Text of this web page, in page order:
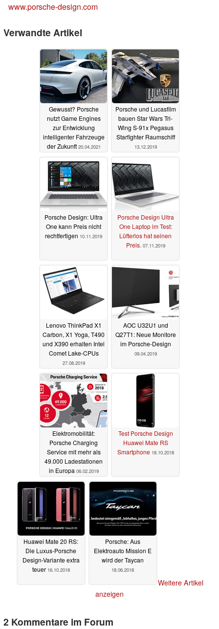
www.porsche-design.com
Verwandte Artikel
Gewusst? Porsche
nutzt Game Engines
zur Entwicklung
intelligenter Fahrzeuge
der Zukunft 20.04.2021
Porsche und Lucasfilm
bauen Star Wars Tri-
Wing S-91x Pegasus
Starfighter Raumschiff
13.12.2019
Porsche Design: Ultra
One kann Preis nicht
rechtfertigen 10.11.2019
Porsche Design Ultra
One Laptop im Test:
Lüfterlos hat seinen
Preis. 07.11.2019
Lenovo ThinkPad X1
Carbon, X1 Yoga, T490
und X390 erhalten Intel
Comet Lake-CPUs
27.08.2019
AOC U32U1 und
Q27T1: Neue Monitore
im Porsche-Design
09.04.2019
Elektromobilität:
Porsche Charging
Service mit mehr als
49.000 Ladestationen
in Europa 06.02.2019
Test Porsche Design
Huawei Mate RS
Smartphone 18.10.2018
Huawei Mate 20 RS:
Die Luxus-Porsche
Design-Variante extra
teuer 16.10.2018
Porsche: Aus
Elektroauto Mission E
wird der Taycan
18.06.2018
Weitere Artikel
anzeigen
2 Kommentare im Forum